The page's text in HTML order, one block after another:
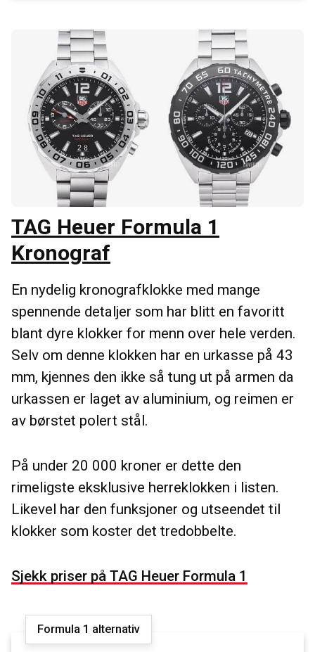
TAG Heuer Formula 1
Kronograf
En nydelig kronografklokke med mange
spennende detaljer som har blitt en favoritt
blant dyre klokker for menn over hele verden.
Selv om denne klokken har en urkasse på 43
mm, kjennes den ikke så tung ut på armen da
urkassen er laget av aluminium, og reimen er
av børstet polert stål.
På under 20 000 kroner er dette den
rimeligste eksklusive herreklokken i listen.
Likevel har den funksjoner og utseendet til
klokker som koster det tredobbelte.
Sjekk priser på TAG Heuer Formula 1
Formula 1 alternativ